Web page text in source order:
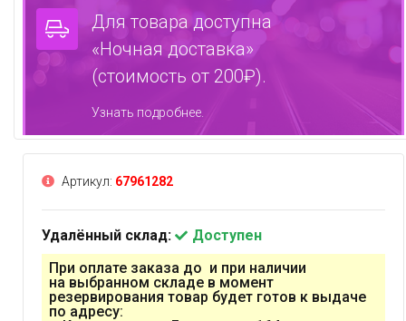
Для товара доступна
«Ночная доставка»
(стоимость от 200₽).
Узнать подробнее.
Артикул: 67961282
Удалённый склад:
Доступен
При оплате заказа до и при наличии
на выбранном складе в момент
резервирования товар будет готов к выдаче
по адресу: